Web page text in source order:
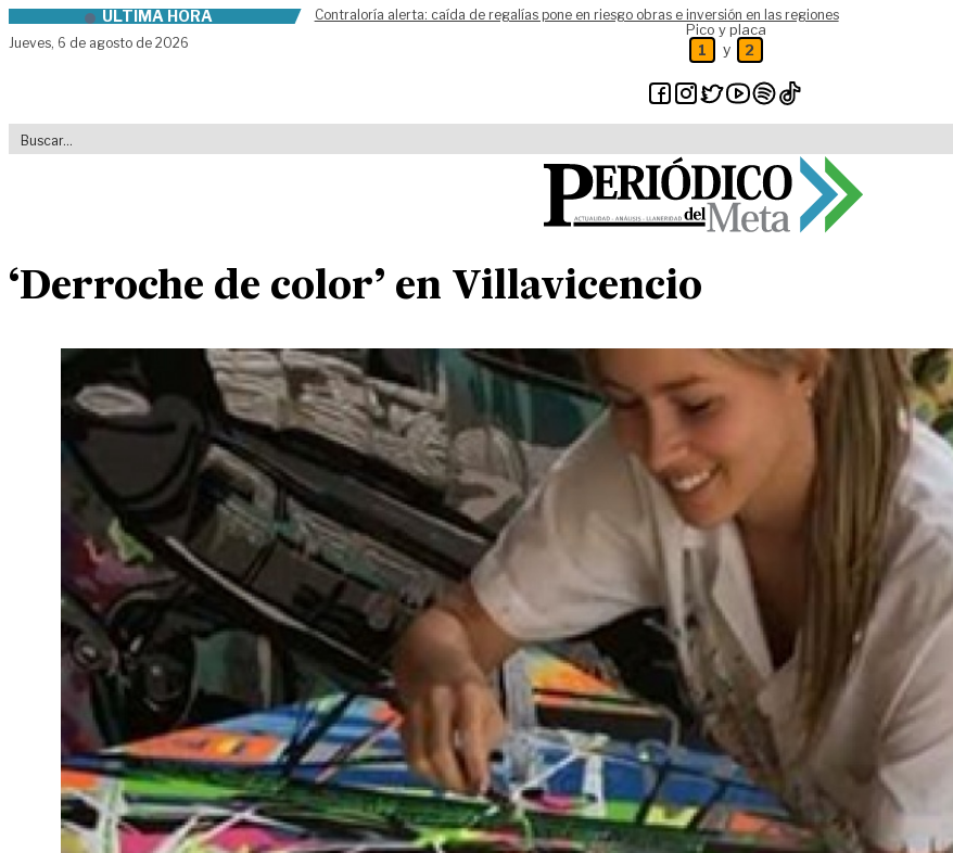
Skip to contentÚLTIMA HORA
Contraloría alerta: caída de regalías pone en riesgo obras e inversión en las regiones
Jueves, 6 de agosto de 2026
Pico y placa
1 y 2
‘Derroche de color’ en Villavicencio